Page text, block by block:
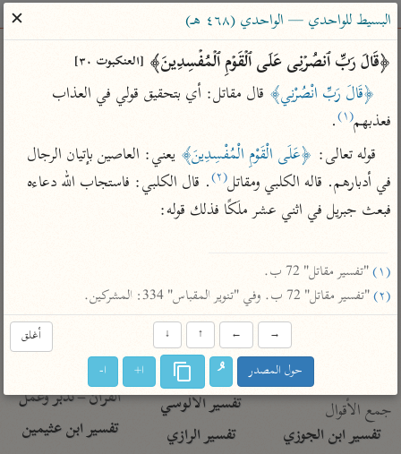
ساهم معنا في نشر القرآن والعلم الشرعي
الباحث القرآني
بحث تفسير علوم مصاحف معاجم
Type 2 or more characters for results.
Type 1 or more
تفسير ابن كثير
تفسير القرطبي
جمع الأقوال
تفسير ابن الجوزي
فتح القدير للشوكاني
تفسير ابن جزي
موسوعات
تفسير الآلوسي
تفسير الرازي
المختصر في
التفسير
تفسير السعدي
أيسر التفاسير
القرآن – تدبر وعمل
تفسير ابن عثيمين
البسيط للواحدي — الواحدي (٤٦٨ هـ)
✕
﴿قَالَ رَبِّ ٱنصُرۡنِی عَلَى ٱلۡقَوۡمِ ٱلۡمُفۡسِدِینَ﴾ [العنكبوت ٣٠]
﴿قَالَ رَبِّ انْصُرْنِي﴾
فعذبهم(١) .
قوله تعالى: ﴿عَلَى الْقَوْمِ الْمُفْسِدِينَ﴾
في أدبارهم. قاله الكلبي ومقاتل(٢)
فبعث جبريل في اثني عشر ملَكًا فذلك قوله:
(١)
"تفسير مقاتل" 72 ب.
(٢)
"تفسير مقاتل" 72 ب. وفي "تنوير المقباس" 334: المشركين.
أغلق →
←
↑
↓
حول المصدر ا+ ا-